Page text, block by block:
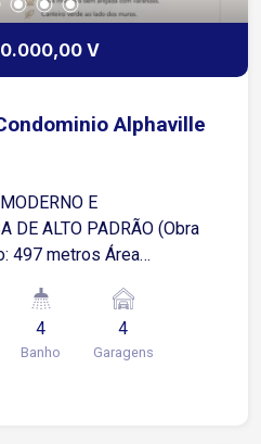
V
Alphaville
E
DE ALTO PADRÃO (Obra
497 metros Área
com varanda Sala de
de estar ampla
gourmand ampla
4
Banho
4
Garagens